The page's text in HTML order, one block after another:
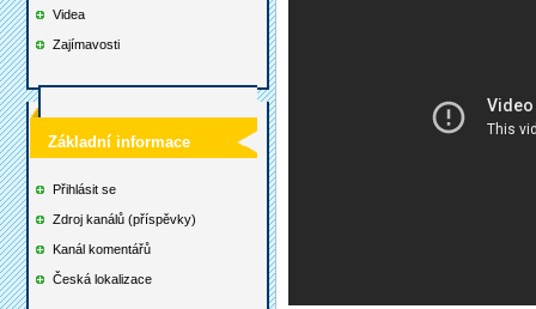
Videa
Zajímavosti
Základní informace
Přihlásit se
Zdroj kanálů (příspěvky)
Kanál komentářů
Česká lokalizace